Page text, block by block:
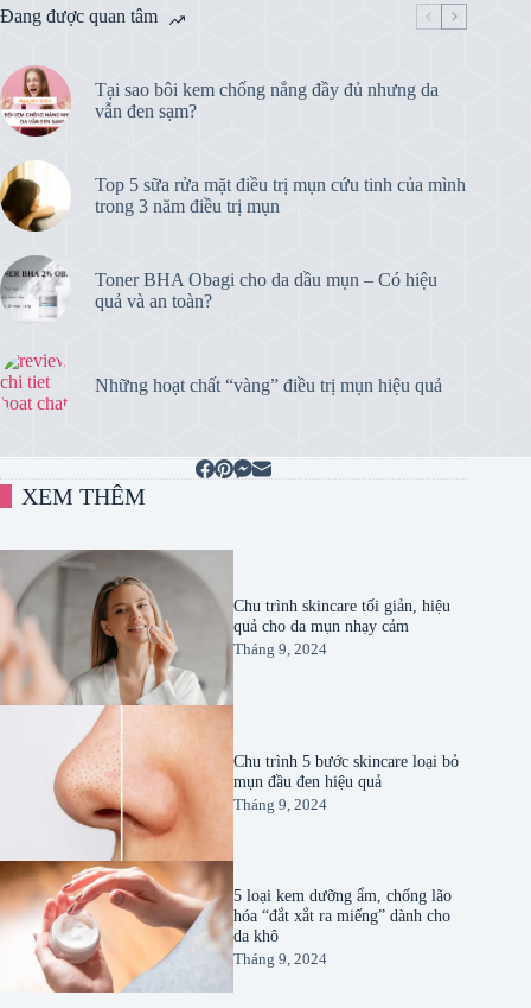
Đang được quan tâm
Tại sao bôi kem chống nắng đầy đủ nhưng da
vẫn đen sạm?
Top 5 sữa rửa mặt điều trị mụn cứu tinh của mình
trong 3 năm điều trị mụn
Toner BHA Obagi cho da dầu mụn – Có hiệu
quả và an toàn?
Những hoạt chất “vàng” điều trị mụn hiệu quả
XEM THÊM
Chu trình skincare tối giản, hiệu
quả cho da mụn nhạy cảm
Tháng 9, 2024
Chu trình 5 bước skincare loại bỏ
mụn đầu đen hiệu quả
Tháng 9, 2024
5 loại kem dưỡng ẩm, chống lão
hóa “đắt xắt ra miếng” dành cho
da khô
Tháng 9, 2024